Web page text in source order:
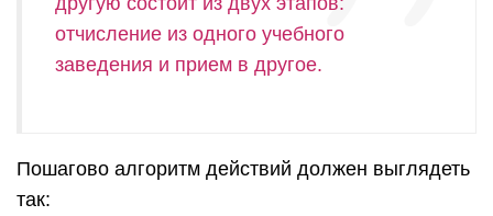
отчисление из одного учебного
заведения и прием в другое.
Пошагово алгоритм действий должен выглядеть
так: